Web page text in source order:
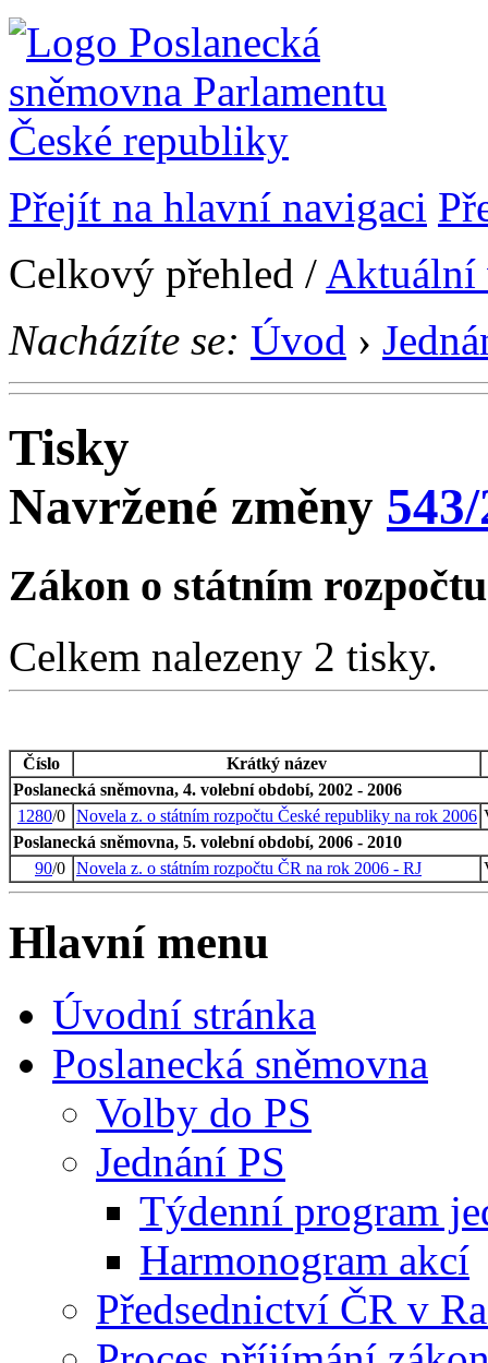
Přejít na hlavní navigaci
Celkový přehled / Aktuální
Nacházíte se: Úvod ›
Tisky
Navržené změny
Zákon o státním
Celkem nalezeny 2 tisky.
Číslo
Krátký název
Poslanecká sněmovna, 4. volební období, 2002 - 2006
1280/0 Novela z. o státním rozpočtu České republiky na rok 2006
Poslanecká sněmovna, 5. volební období, 2006 - 2010
90/0 Novela z. o státním rozpočtu ČR na rok 2006 - RJ
Hlavní menu
Úvodní stránka
Poslanecká sněmovna
Volby do PS
Jednání PS
Týdenní program
Harmonogram akcí
Předsednictví ČR v